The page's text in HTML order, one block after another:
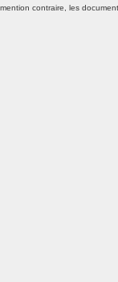
contraire, les